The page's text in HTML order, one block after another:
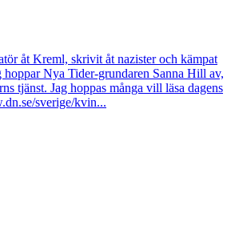
åt Kreml, skrivit åt nazister och kämpat
Nya Tider-grundaren Sanna Hill av,
tjänst. Jag hoppas många vill läsa dagens
sverige/kvin...